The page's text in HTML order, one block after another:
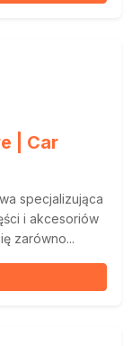
| Car
specjalizująca
i akcesoriów
zarówno...